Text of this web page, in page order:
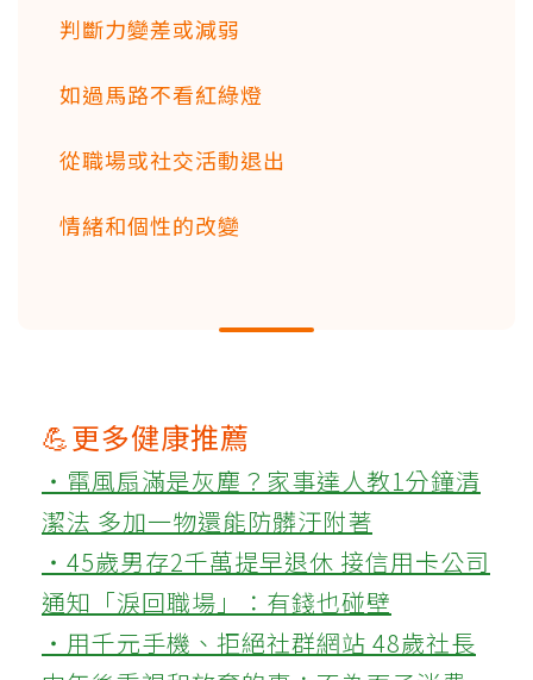
判斷力變差或減弱
如過馬路不看紅綠燈
從職場或社交活動退出
情緒和個性的改變
💪更多健康推薦
‧電風扇滿是灰塵？家事達人教1分鐘清
潔法 多加一物還能防髒汙附著
‧45歲男存2千萬提早退休 接信用卡公司
通知「淚回職場」：有錢也碰壁
‧用千元手機、拒絕社群網站 48歲社長